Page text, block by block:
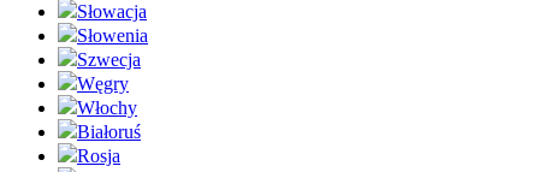
Słowacja
Słowenia
Szwecja
Węgry
Włochy
Białoruś
Rosja